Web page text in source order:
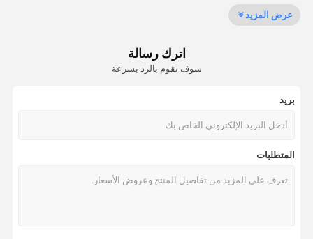
سحابات مقاومة للماء
سحاب الماس
أزرار معدنية مخصصة
عرض المزيد
اترك رسالة
سوف نقوم بالرد بسرعة
بريد
المتطلبات